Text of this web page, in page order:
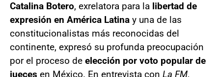
Catalina Botero, exrelatora para la libertad de
expresión en América Latina y una de las
constitucionalistas más reconocidas del
continente, expresó su profunda preocupación
por el proceso de elección por voto popular de
jueces en México. En entrevista con La FM,